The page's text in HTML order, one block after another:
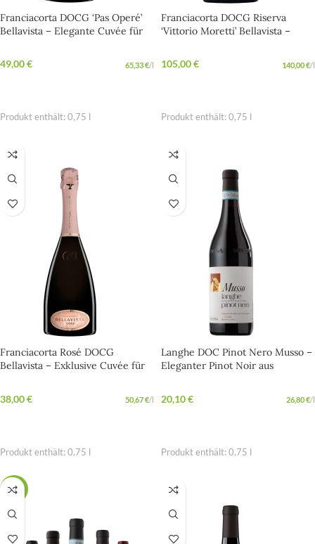
Franciacorta DOCG ‘Pas Operé’
Bellavista – Elegante Cuvée für
49,00€ 65,33€/l
Produkt enthält: 0,75
Franciacorta DOCG Riserva
‘Vittorio Moretti’ Bellavista –
105,00€ 140,00€/l
Produkt enthält: 0,75
Franciacorta Rosé DOCG
Bellavista – Exklusive Cuvée für
38,00€ 50,67€/
Produkt enthält: 0,75
Langhe DOC Pinot Nero Musso –
Eleganter Pinot Noir aus
20,10€ 26,80€/
Produkt enthält: 0,75
SALE